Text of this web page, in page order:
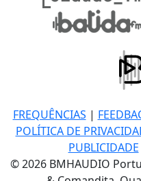
FREQUÊNCIAS |
POLÍTICA DE
PUBLICIDADE
© 2026 BMHAUDIO